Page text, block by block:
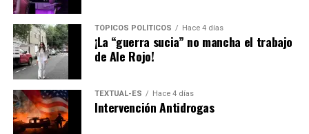
El director general,
secretario técnico del Consejo Directivo, pero no tiene
injerencia alguna ni poder de decisión.
Rodríguez Villegas
administración y operación del Consejo Directivo de
SAPASA, así de fácil y sencillo.
TÓPICOS POLÍTICOS Hace 4 días
¡La “guerra sucia” no mancha el trabajo
de Ale Rojo!
TEXTUAL-ES Hace 4 días
Intervención Antidrogas